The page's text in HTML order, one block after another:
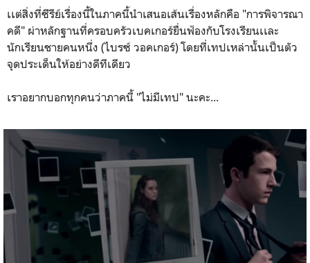
เเต่สิ่งที่ซีรีย์เรื่องนี้ในภาคนี้นำเสนอเส้นเรื่องหลักคือ "การพิจารณา
คดี" ผ่าหลักฐานที่ครอบครัวเบคเกอร์ยื่นฟ้องกับโรงเรียนเเละ
นักเรียนชายคนหนึ่ง (ไบรซ์ วอคเกอร์) โดยที่เทปเหล่านั้นเป็นตัว
จุดประเด็นให้อย่างดีทีเดียว
เราอยากบอกทุกคนว่าภาคนี้ "ไม่มีเทป" นะคะ...